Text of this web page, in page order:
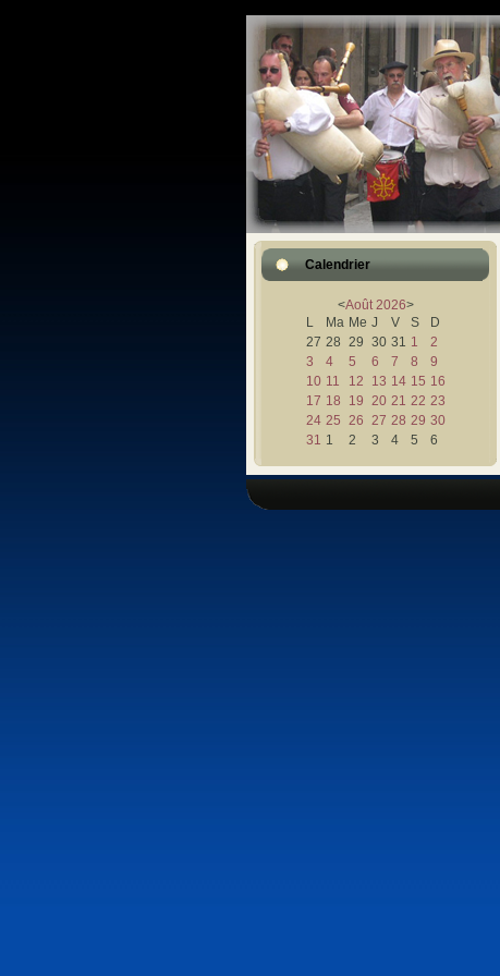
Calendrier
<Août 2026>
L
Ma Me J V S
D
27 28 29 30 31 1
2
3
4 5 6 7 8
9
10 11 12 13 14 15 16
17 18 19 20 21 22 23
24 25 26 27 28 29 30
31 1 2 3 4 5 6